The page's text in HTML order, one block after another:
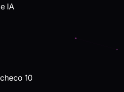
IA
10